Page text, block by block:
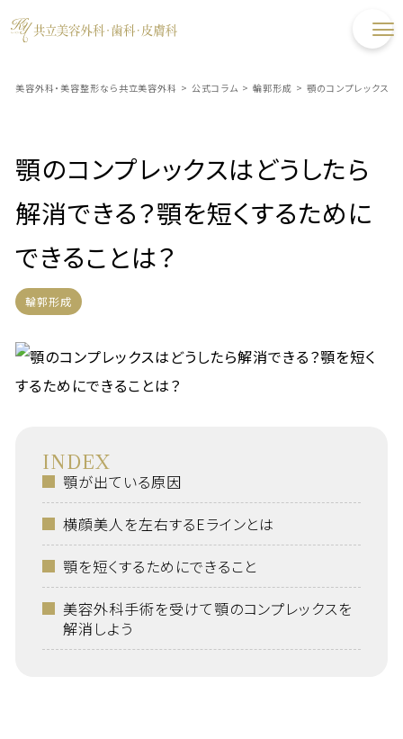
美容外科・美容整形なら共立美容外科 > 公式コラム > 輪郭形成 > 顎のコンプレックスは
顎のコンプレックスはどうしたら
解消できる？顎を短くするために
できることは？
輪郭形成
INDEX
顎が出ている原因
横顔美人を左右するEラインとは
顎を短くするためにできること
美容外科手術を受けて顎のコンプレックスを
解消しよう